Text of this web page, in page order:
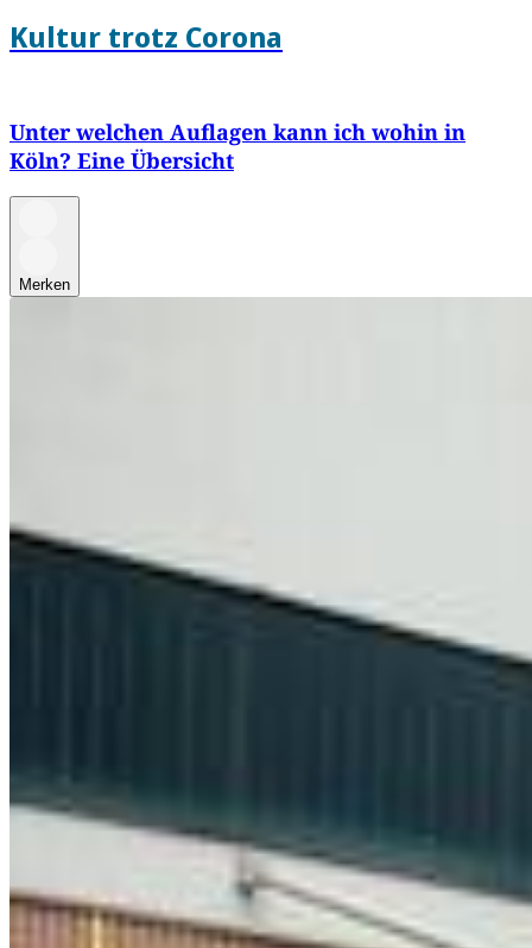
Kultur trotz Corona
Unter welchen Auflagen kann ich wohin in
Köln? Eine Übersicht
Merken